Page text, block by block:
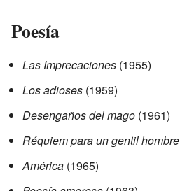
Poesía
Las Imprecaciones (1955)
Los adioses (1959)
Desengaños del mago (1961)
Réquiem para un gentil hombre
América (1965)